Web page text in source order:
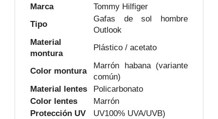
Marca
Tommy Hilfiger
Tipo
Gafas de sol hombre
Outlook
Material
montura
Plástico / acetato
Color montura
Marrón habana (variante
común)
Material lentes
Policarbonato
Color lentes
Marrón
Protección UV
UV100% UVA/UVB)